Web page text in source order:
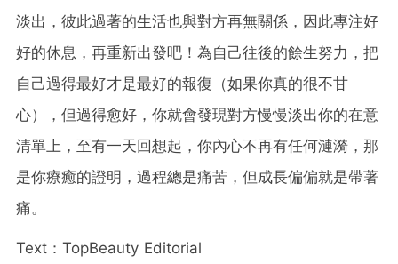
淡出，彼此過著的生活也與對方再無關係，因此專注好
好的休息，再重新出發吧！為自己往後的餘生努力，把
自己過得最好才是最好的報復（如果你真的很不甘
心），但過得愈好，你就會發現對方慢慢淡出你的在意
清單上，至有一天回想起，你內心不再有任何漣漪，那
是你療癒的證明，過程總是痛苦，但成長偏偏就是帶著
痛。
Text：TopBeauty Editorial